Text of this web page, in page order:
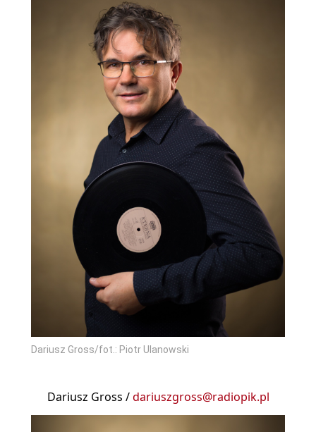
Dariusz Gross/fot.: Piotr Ulanowski
Dariusz Gross /dariuszgross@radiopik.pl